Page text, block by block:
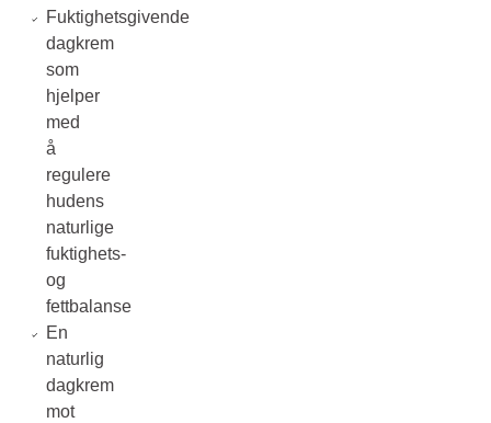
Fuktighetsgivende
dagkrem
som
hjelper
med
å
regulere
hudens
naturlige
fuktighets-
og
fettbalanse
En
naturlig
dagkrem
mot